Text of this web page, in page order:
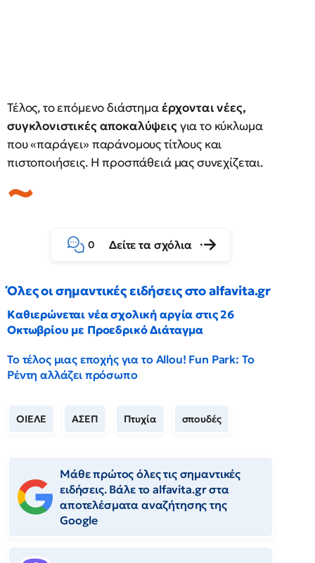
Τέλος, το επόμενο διάστημαέρχονται νέες,
συγκλονιστικές αποκαλύψειςγια το κύκλωμα
που «παράγει» παράνομους τίτλους και
πιστοποιήσεις. Η προσπάθειά μας συνεχίζεται.
0 Δείτε τα σχόλια
Όλες οι σημαντικές ειδήσεις στο alfavita.gr
Καθιερώνεται νέα σχολική αργία στις 26
Οκτωβρίου με Προεδρικό Διάταγμα
Το τέλος μιας εποχής για το Allou! Fun Park: Το
Ρέντη αλλάζει πρόσωπο
ΟΙΕΛΕ ΑΣΕΠ Πτυχία σπουδές
Μάθε πρώτος όλες τις σημαντικές
ειδήσεις. Βάλε το alfavita.gr στα
αποτελέσματα αναζήτησης της
Google